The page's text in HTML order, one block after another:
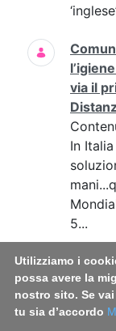
via il
In
5...
in
Utilizziamo i
possa avere la
nostro sito. Se
tu sia d’accordo